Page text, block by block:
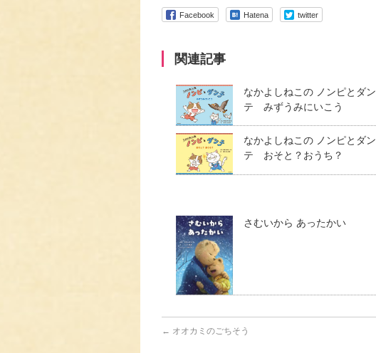
Facebook Hatena twitter
関連記事
なかよしねこの ノンピとダン
テ みずうみにいこう
なかよしねこの ノンピとダン
テ おそと？おうち？
さむいから あったかい
← オオカミのごちそう